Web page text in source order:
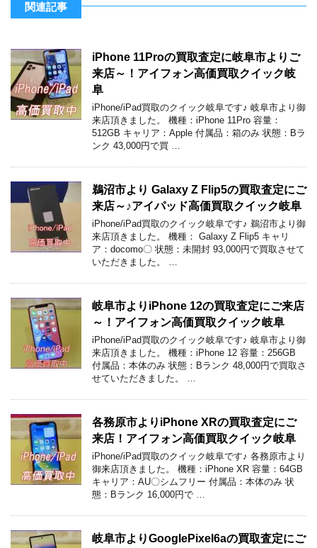
関連記事
iPhone 11Proの買取査定に岐阜市よりご
来店～！アイフォン高価買取クイック岐
阜
iPhone/iPad買取のクイック岐阜です♪ 岐阜市より御
来店頂きました。 機種：iPhone 11Pro 容量：
512GB キャリア：Apple 付属品：箱のみ 状態：Bラ
ンク 43,000円で買 …
鵜沼市より Galaxy Z Flip5の買取査定にご
来店～♪アイパッド高価買取クイック岐阜
iPhone/iPad買取のクイック岐阜です♪ 鵜沼市より御
来店頂きました。 機種： Galaxy Z Flip5 キャリ
ア：docomo〇 状態：未開封 93,000円で買取させて
いただきました。 …
岐阜市よりiPhone 12の買取査定にご来店
～！アイフォン高価買取クイック岐阜
iPhone/iPad買取のクイック岐阜です♪ 岐阜市より御
来店頂きました。 機種：iPhone 12 容量：256GB
付属品：本体のみ 状態：Bランク 48,000円で買取さ
せていただきました。 …
各務原市よりiPhone XRの買取査定にご
来店！アイフォン高価買取クイック岐阜
iPhone/iPad買取のクイック岐阜です♪ 各務原市より
御来店頂きました。 機種：iPhone XR 容量：64GB
キャリア：AU〇シムフリー 付属品：本体のみ 状
態：Bランク 16,000円で …
岐阜市よりGooglePixel6aの買取査定にご